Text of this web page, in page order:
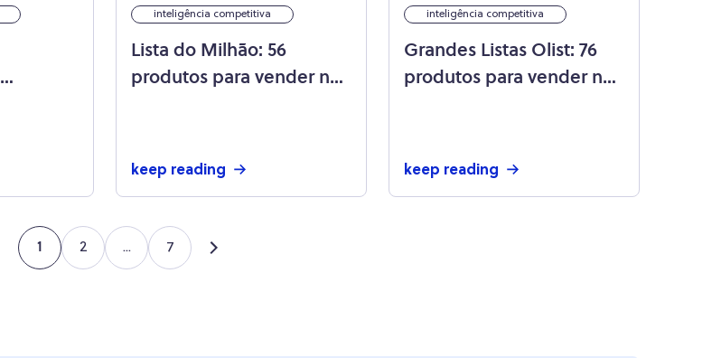
inteligência competitiva
Lista do Milhão: 56
produtos para vender no
keep reading
inteligência competitiva
Grandes Listas Olist: 76
produtos para vender na
keep reading
1 2 ... 7